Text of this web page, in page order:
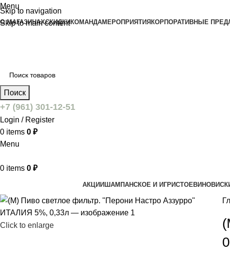
Skip to navigation
Skip to main content
Menu
О МАГАЗИНАХСКИДКИКОМАНДАМЕРОПРИЯТИЯ КОРПОРАТИВНЫЕ
Поиск
+7 (961) 301-12-51
Login / Register
0 items 0 ₽
Menu
0 items 0 ₽
АКЦИИШАМПАНСКОЕ И ИГРИСТОЕВИНО
Click to enlarge